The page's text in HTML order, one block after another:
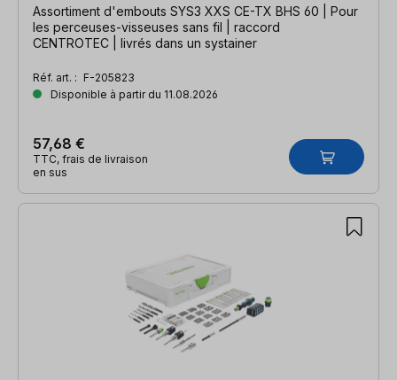
Assortiment d'embouts SYS3 XXS CE-TX BHS 60 | Pour
les perceuses-visseuses sans fil | raccord
CENTROTEC | livrés dans un systainer
Réf. art. : F-205823
Disponible à partir du 11.08.2026
57,68 €
TTC, frais de livraison
en sus